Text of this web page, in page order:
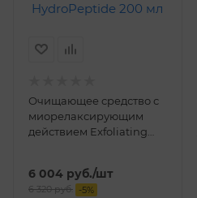
Очищающее средство с
миорелаксирующим
действием Exfoliating
6 004 руб./шт
6 320руб. -5%